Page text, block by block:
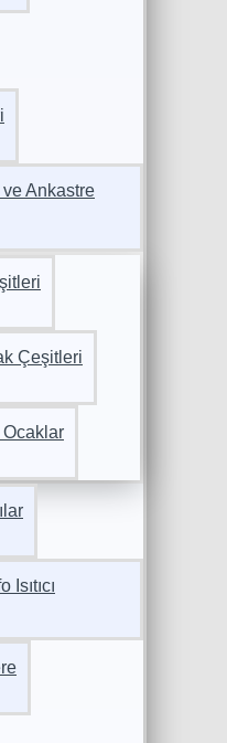
Ankastre
Çeşitleri
Isıtıcı